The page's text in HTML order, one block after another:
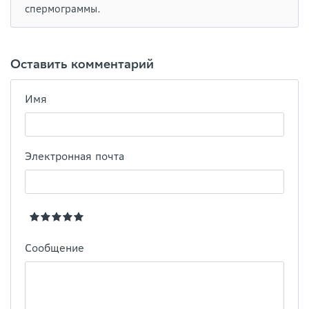
спермограммы.
Оставить комментарий
Имя
Электронная почта
Сообщение